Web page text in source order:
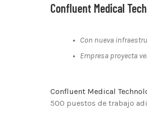
Confluent Medical
• Con nueva
• Empresa proyecta
Confluent Medical
500 puestos de trabajo